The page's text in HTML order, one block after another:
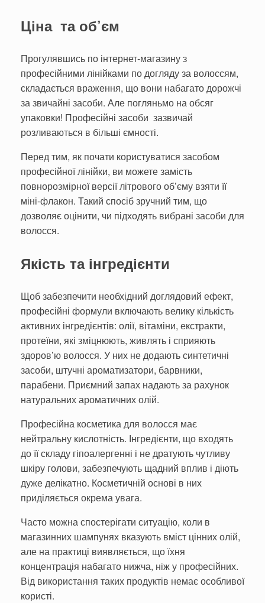
Ціна та об’єм
Прогулявшись по інтернет-магазину з
професійними лінійками по догляду за волоссям,
складається враження, що вони набагато дорожчі
за звичайні засоби. Але погляньмо на обсяг
упаковки! Професійні засоби зазвичай
розливаються в більші ємності.
Перед тим, як почати користуватися засобом
професійної лінійки, ви можете замість
повнорозмірної версії літрового об’єму взяти її
міні-флакон. Такий спосіб зручний тим, що
дозволяє оцінити, чи підходять вибрані засоби для
волосся.
Якість та інгредієнти
Щоб забезпечити необхідний доглядовий ефект,
професійні формули включають велику кількість
активних інгредієнтів: олії, вітаміни, екстракти,
протеїни, які зміцнюють, живлять і сприяють
здоров’ю волосся. У них не додають синтетичні
засоби, штучні ароматизатори, барвники,
парабени. Приємний запах надають за рахунок
натуральних ароматичних олій.
Професійна косметика для волосся має
нейтральну кислотність. Інгредієнти, що входять
до її складу гіпоалергенні і не дратують чутливу
шкіру голови, забезпечують щадний вплив і діють
дуже делікатно. Косметичній основі в них
приділяється окрема увага.
Часто можна спостерігати ситуацію, коли в
магазинних шампунях вказують вміст цінних олій,
але на практиці виявляється, що їхня
концентрація набагато нижча, ніж у професійних.
Від використання таких продуктів немає особливої
користі.